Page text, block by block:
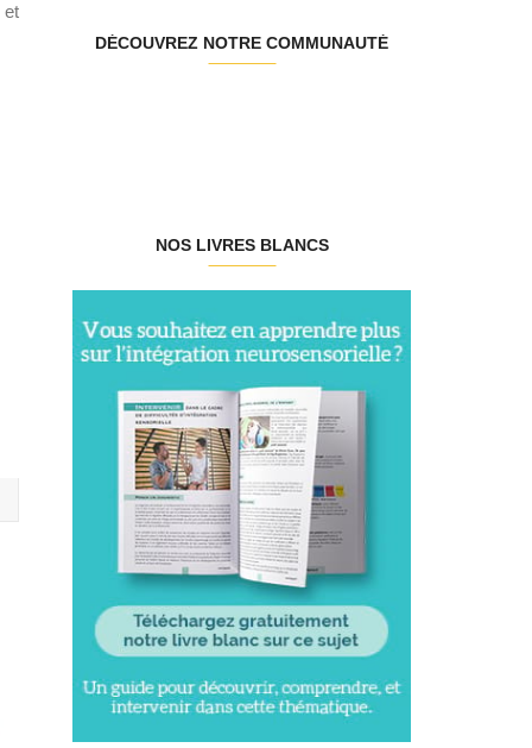
DÉCOUVREZ NOTRE COMMUNAUTÉ
NOS LIVRES BLANCS